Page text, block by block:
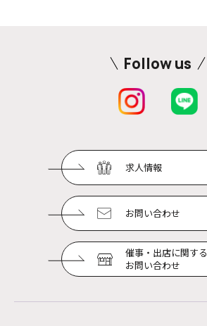
Follow us
求人情報
お問い合わせ
催事・出店に関する
お問い合わせ